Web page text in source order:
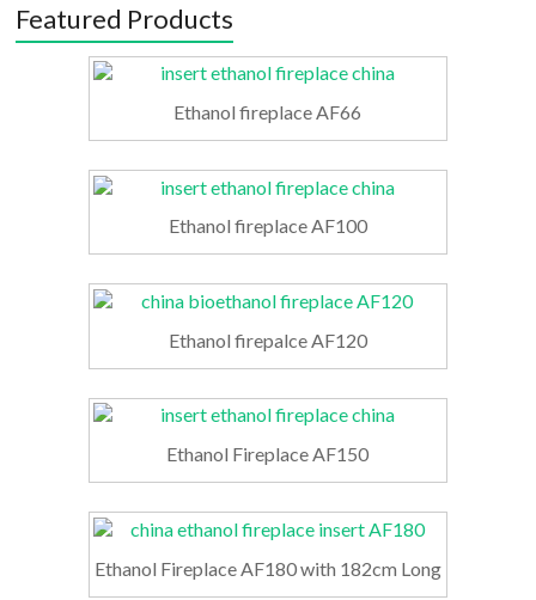
Featured Products
Ethanol fireplace AF66
Ethanol fireplace AF100
Ethanol firepalce AF120
Ethanol Fireplace AF150
Ethanol Fireplace AF180 with 182cm Long